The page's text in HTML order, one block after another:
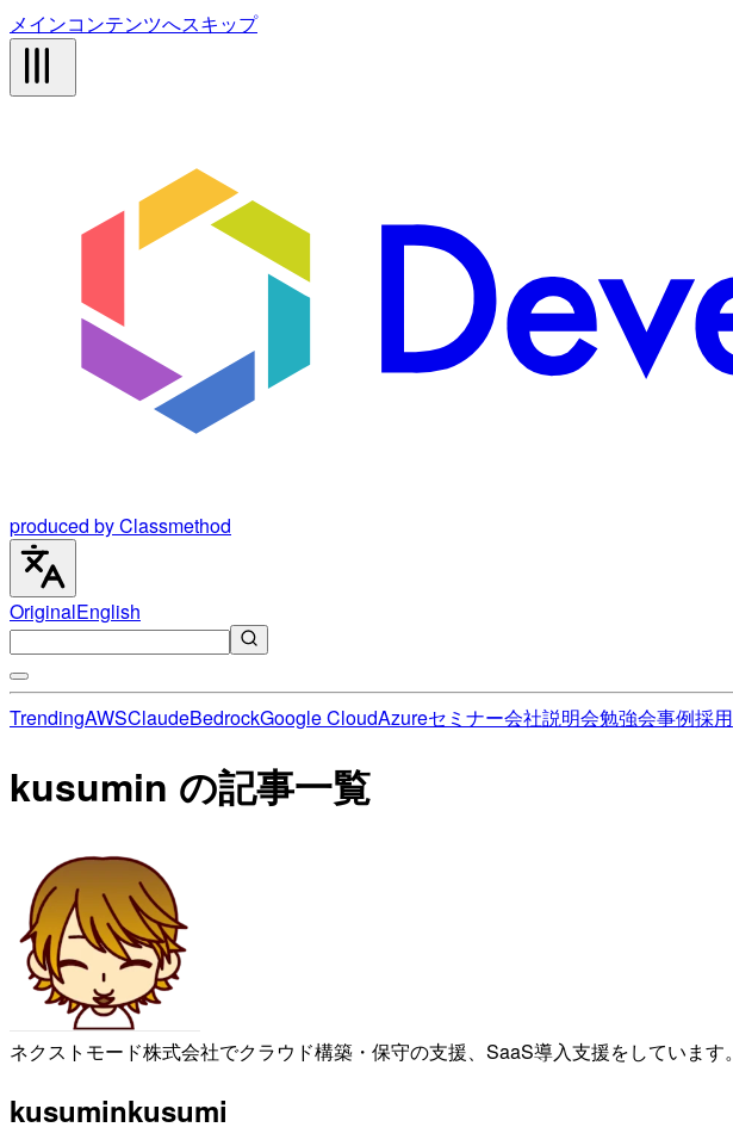
メインコンテンツへスキップ
produced by Classmethod
OriginalEnglish
TrendingAWSClaudeBedrockGoogle CloudAzureセミナー会社説明会勉強会事例採用
kusumin の記事一覧
ネクストモード株式会社でクラウド構築・保守の支援、SaaS導入支援をしています。
kusuminkusumi